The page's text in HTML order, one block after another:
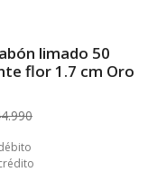
limado 50
flor 1.7 cm Oro